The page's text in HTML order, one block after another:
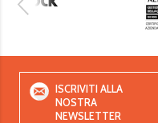
ISCRIVITI ALLA
NOSTRA
NEWSLETTER